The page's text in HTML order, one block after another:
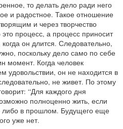
то делать дело ради него
и радостное. Такое отношение
и через творчество
процесс, а процесс приносит
он длится. Следовательно,
поскольку дело само по себе
момент. Когда человек
удовольствии, он не находится в
не живет. По этому
“Для каждого дня
полноценно жить, если
в прошлом. Будущего еще
уже нет.